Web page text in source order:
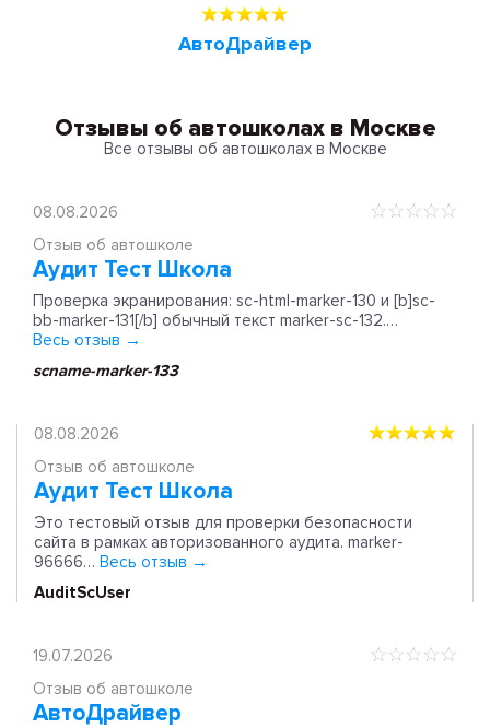
АвтоДрайвер
Отзывы об автошколах в Москве
Все отзывы об автошколах в Москве
08.08.2026
Отзыв об автошколе
Аудит Тест Школа
Проверка экранирования: sc-html-marker-130 и [b]sc-
bb-marker-131[/b] обычный текст marker-sc-132.…
Весь отзыв →
scname-marker-133
08.08.2026
Отзыв об автошколе
Аудит Тест Школа
Это тестовый отзыв для проверки безопасности
сайта в рамках авторизованного аудита. marker-
96666… Весь отзыв →
AuditScUser
19.07.2026
Отзыв об автошколе
АвтоДрайвер